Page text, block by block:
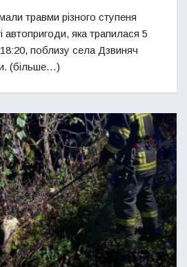
травми різного ступеня
автопригоди, яка трапилася 5
поблизу села Дзвиняч
(більше…)